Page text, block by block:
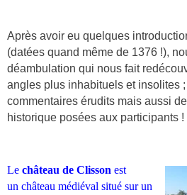
Après avoir eu quelques
(datées quand même de 1376 !),
déambulation qui nous fait
angles plus inhabituels et insolites
commentaires érudits mais aussi
historique posées aux participants !
Le château de Clisson est
un château médiéval situé sur un